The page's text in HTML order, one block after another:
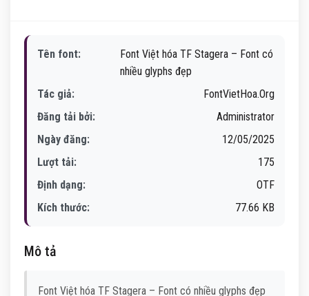
Tên font:
Font Việt hóa TF Stagera – Font có
nhiều glyphs đẹp
Tác giả:
FontVietHoa.Org
Đăng tải bởi:
Administrator
Ngày đăng:
12/05/2025
Lượt tải:
175
Định dạng:
OTF
Kích thước:
77.66 KB
Mô tả
Font Việt hóa TF Stagera – Font có nhiều glyphs đẹp